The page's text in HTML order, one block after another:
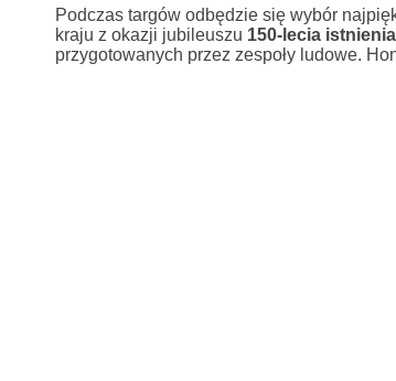
Podczas targów odbędzie się wybór
kraju z okazji jubileuszu 150-lecia
przygotowanych przez zespoły ludowe.